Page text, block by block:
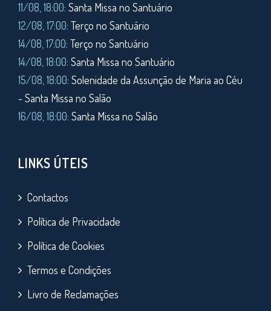
11/08,18:00: Santa Missa no Santuário
12/08, 17:00: Terço no Santuário
14/08, 17:00: Terço no Santuário
14/08, 18:00: Santa Missa no Santuário
15/08, 18:00: Solenidade da Assunção de Maria ao Céu
- Santa Missa no Salão
16/08, 18:00: Santa Missa no Salão
LINKS ÚTEIS
Contactos
Política de Privacidade
Política de Cookies
Termos e Condições
Livro de Reclamações